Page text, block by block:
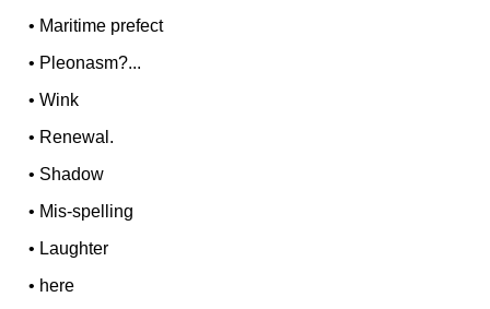
• Maritime prefect
• Pleonasm?...
•Wink
• Renewal.
• Shadow
• Mis-spelling
• Laughter
• here